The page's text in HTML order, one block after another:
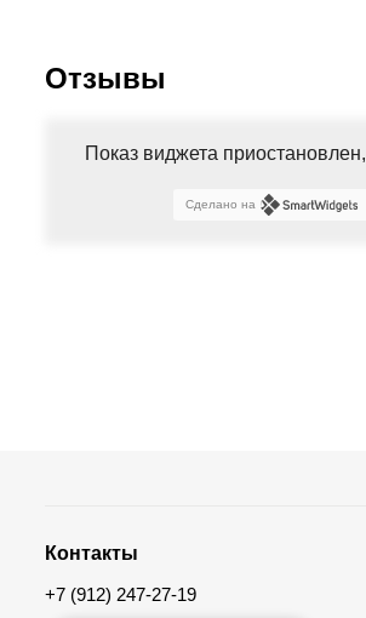
Отзывы
Показ виджета приостановлен,
Сделано на
Контакты
+7 (912) 247-27-19